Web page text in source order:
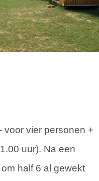
voor vier personen +
uur). Na een
half 6 al gewekt